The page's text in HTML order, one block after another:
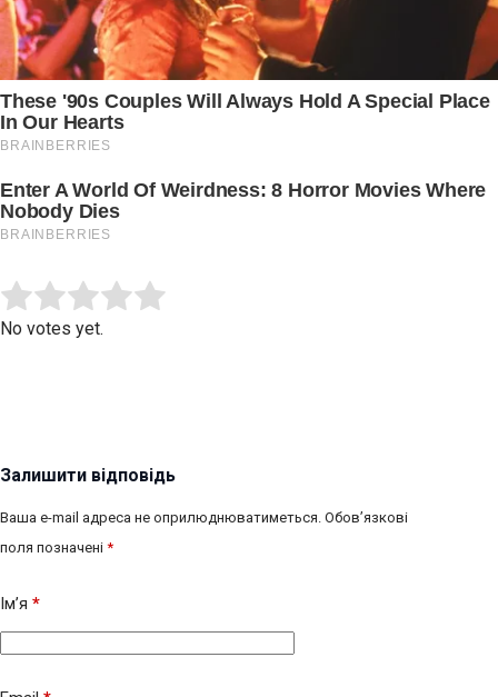
Rate this item:
No votes yet.
Залишити відповідь
Ваша e-mail адреса не оприлюднюватиметься. Обов’язкові
поля позначені *
Ім’я *